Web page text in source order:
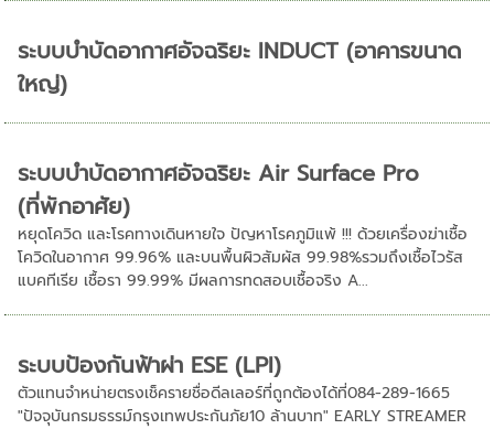
ระบบบำบัดอากาศอัจฉริยะ INDUCT (อาคารขนาด
ใหญ่)
ระบบบำบัดอากาศอัจฉริยะ Air Surface Pro
(ที่พักอาศัย)
หยุดโควิด และโรคทางเดินหายใจ ปัญหาโรคภูมิแพ้ !!! ด้วยเครื่องฆ่าเชื้อ
โควิดในอากาศ 99.96% และบนพื้นผิวสัมผัส 99.98%รวมถึงเชื้อไวรัส
แบคทีเรีย เชื้อรา 99.99% มีผลการทดสอบเชื้อจริง A...
ระบบป้องกันฟ้าผ่า ESE (LPI)
ตัวแทนจำหน่ายตรงเช็ครายชื่อดีลเลอร์ที่ถูกต้องได้ที่084-289-1665
"ปัจจุบันกรมธรรม์กรุงเทพประกันภัย10 ล้านบาท" EARLY STREAMER